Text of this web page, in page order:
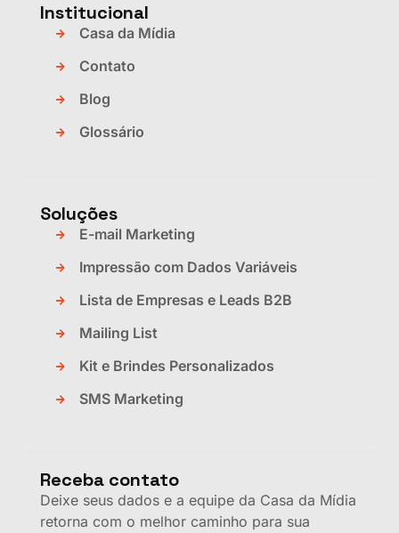
Institucional
Casa da Mídia
Contato
Blog
Glossário
Soluções
E-mail Marketing
Impressão com Dados Variáveis
Lista de Empresas e Leads B2B
Mailing List
Kit e Brindes Personalizados
SMS Marketing
Receba contato
Deixe seus dados e a equipe da Casa da Mídia
retorna com o melhor caminho para sua